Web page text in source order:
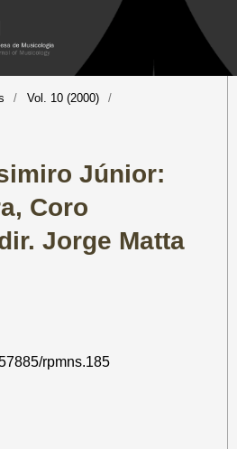
/ Vol. 10 (2000)
/
Júnior:
Coro
Jorge Matta
rpmns.185